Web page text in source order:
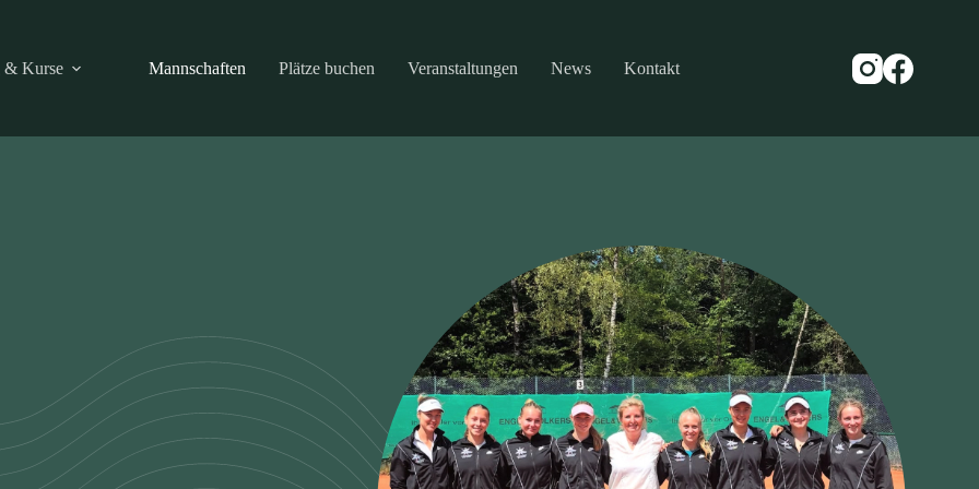
& Kurse Mannschaften Plätze buchen Veranstaltungen News Kontakt